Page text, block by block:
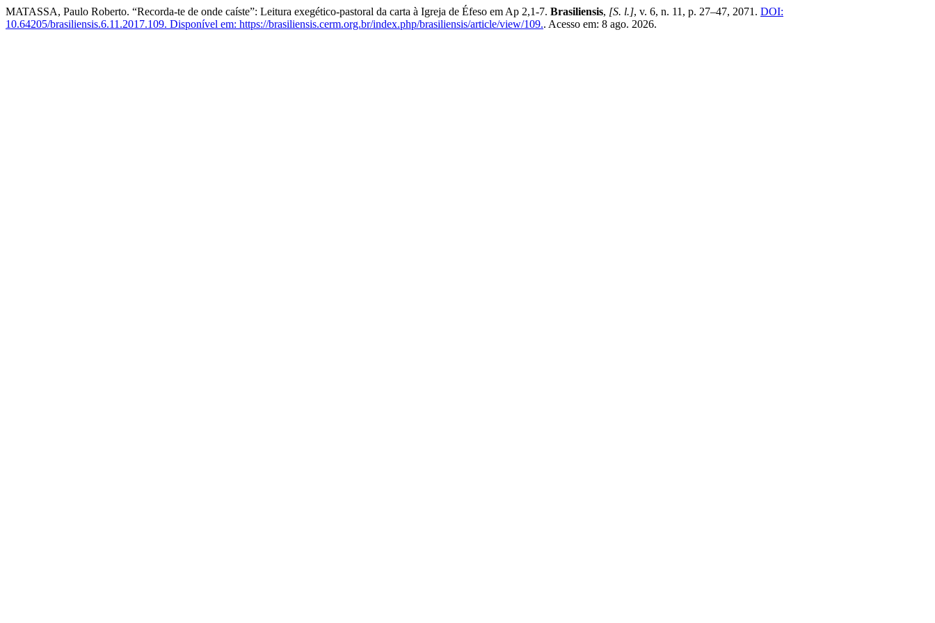
MATASSA, Paulo Roberto. “Recorda-te de onde caíste”: Leitura exegético-pastoral da carta à Igreja de Éfeso em Ap 2,1-7. Brasiliensis, [S. l.], v. 6, n. 11, p. 27–47, 2071. DOI:
10.64205/brasiliensis.6.11.2017.109. Disponível em: https://brasiliensis.cerm.org.br/index.php/brasiliensis/article/view/109.. Acesso em: 8 ago. 2026.